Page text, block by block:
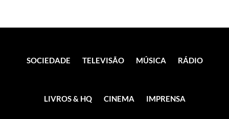
SOCIEDADE TELEVISÃO MÚSICA RÁDIO
LIVROS & HQ CINEMA IMPRENSA